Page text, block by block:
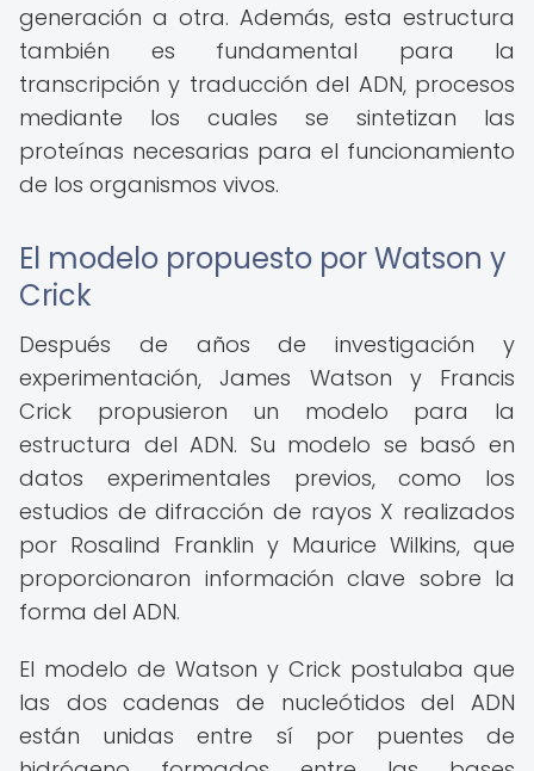
generación a otra. Además, esta estructura
también es fundamental para la
transcripción y traducción del ADN, procesos
mediante los cuales se sintetizan las
proteínas necesarias para el funcionamiento
de los organismos vivos.
El modelo propuesto por Watson y
Crick
Después de años de investigación y
experimentación, James Watson y Francis
Crick propusieron un modelo para la
estructura del ADN. Su modelo se basó en
datos experimentales previos, como los
estudios de difracción de rayos X realizados
por Rosalind Franklin y Maurice Wilkins, que
proporcionaron información clave sobre la
forma del ADN.
El modelo de Watson y Crick postulaba que
las dos cadenas de nucleótidos del ADN
están unidas entre sí por puentes de